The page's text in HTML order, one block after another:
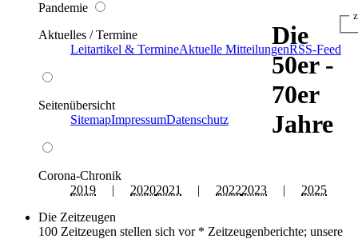
Pandemie
Aktuelles / Termine
Leitartikel & TermineAktuelle MitteilungenRSS-Feed
Seitenübersicht
SitemapImpressumDatenschutz
Corona-Chronik
2019 | 20202021 | 20222023 | 2025
Die Zeitzeugen
100 Zeitzeugen stellen sich vor * Zeitzeugenberichte; unsere
Die
50er -
70er
Jahre